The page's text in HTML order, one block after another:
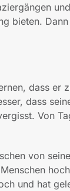
und
bieten.
dass er
dass
Von
von
und hat